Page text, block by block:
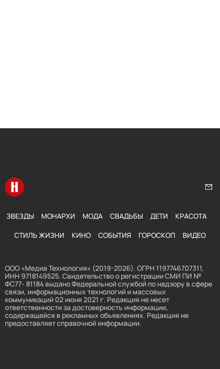
Перейти на главную
ЗВЕЗДЫ МОНАРХИ МОДА СВАДЬБЫ ДЕТИ КРАСОТА
СТИЛЬ ЖИЗНИ КИНО СОБЫТИЯ ГОРОСКОП ВИДЕО
ООО «Медиа Технология» (2019-2026). ОГРН 1197746707311,
ИНН 9718149525. Свидетельство о регистрации СМИ ПИ №
ФС77- 81184 выдано Федеральной службой по надзору в сфере
связи, информационных технологий и массовых
коммуникаций 02 июня 2021 г. Редакция не несет
ответственности за достоверность информации,
содержащейся в рекламных объявлениях. Редакция не
предоставляет справочной информации.